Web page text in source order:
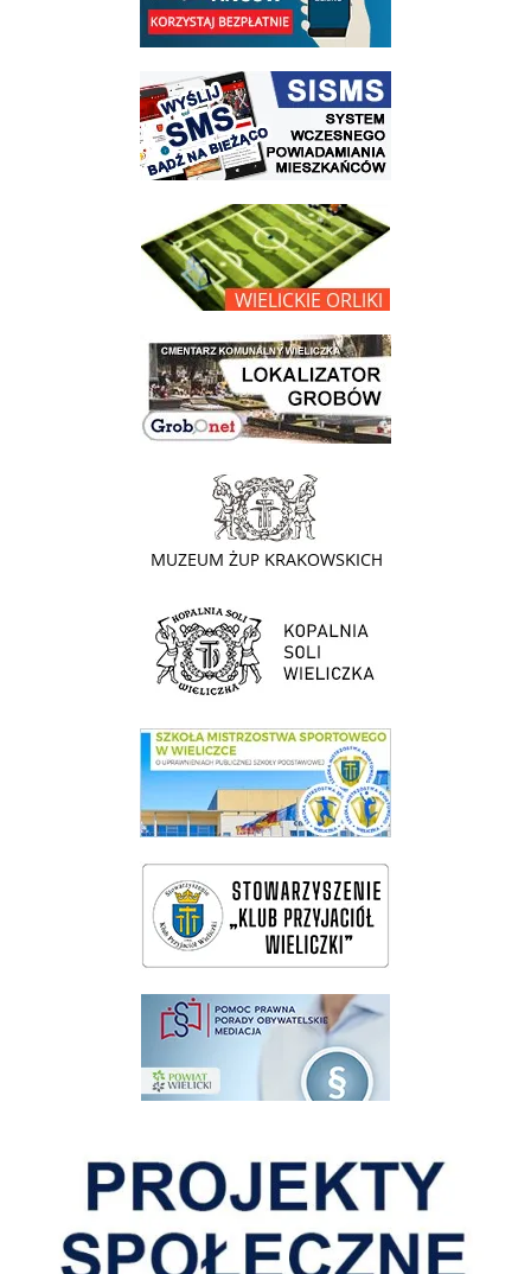
link do strony systemu wczesnego ostrzegania mieszkańców SISMS
link do opisu projektu Wielickie Orliki
link do lokalizatora grobów na wielickim cmentarzu - grobnet
link do strony - Muzeum Żup Krakowskich Wieliczka
link do strony Kopalni Soli Wieliczka
link do SMS Wieliczka
wieliczka-wieliczanie na bis
pomoc prawna wieliczka